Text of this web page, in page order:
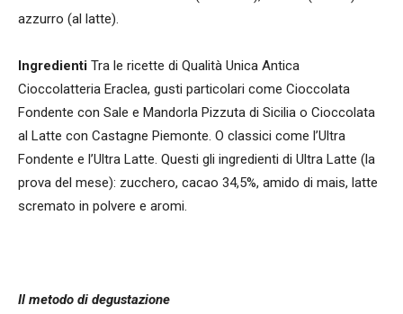
azzurro (al latte).
Ingredienti Tra le ricette di Qualità Unica Antica
Cioccolatteria Eraclea, gusti particolari come Cioccolata
Fondente con Sale e Mandorla Pizzuta di Sicilia o Cioccolata
al Latte con Castagne Piemonte. O classici come l’Ultra
Fondente e l’Ultra Latte. Questi gli ingredienti di Ultra Latte (la
prova del mese): zucchero, cacao 34,5%, amido di mais, latte
scremato in polvere e aromi.
Il metodo di degustazione